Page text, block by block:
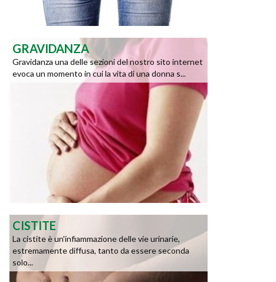
GRAVIDANZA
Gravidanza una delle sezioni del nostro sito internet
evoca un momento in cui la vita di una donna s...
CISTITE
La cistite è un'infiammazione delle vie urinarie,
estremamente diffusa, tanto da essere seconda
solo...